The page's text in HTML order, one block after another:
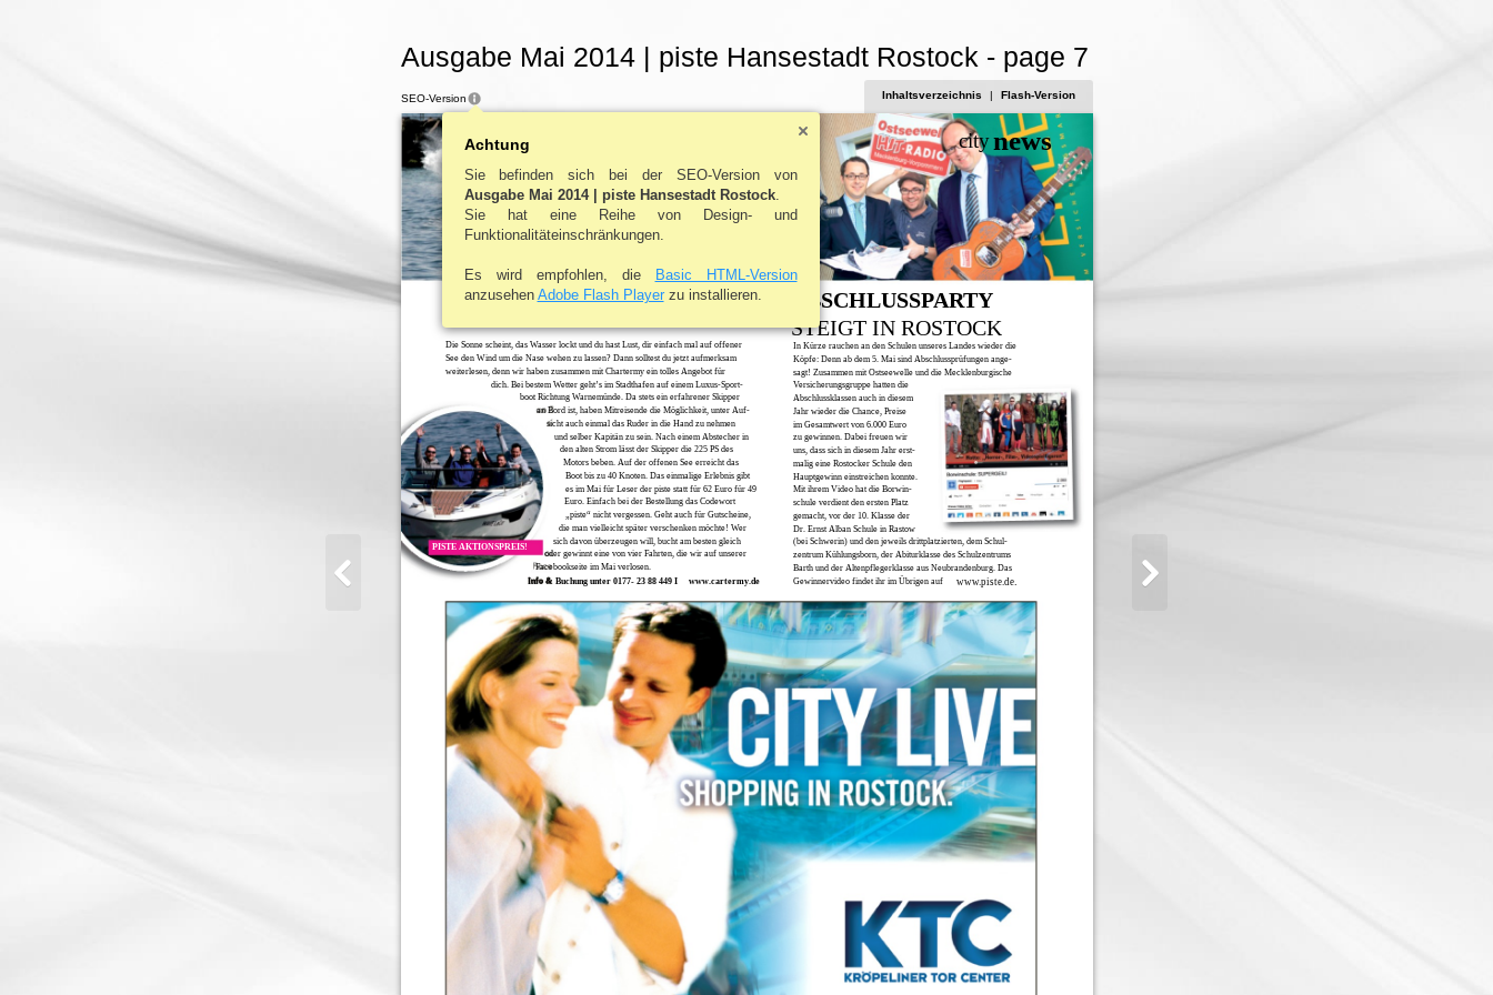
Ausgabe Mai 2014 | piste Hansestadt Rostock - page 7
citynews
Die Sonne scheint, das Wasser lockt und du hast Lust, dir einfach mal auf offener
See den Wind um die Nase wehen zu lassen? Dann solltest du jetzt aufmerksam
weiterlesen, denn wir haben zusammen mit Chartermy ein tolles Angebot für
dich. Bei bestem Wetter geht’s im Stadthafen auf einem Luxus-Sport-
boot Richtung Warnemünde. Da stets ein erfahrener Skipper
an Bord ist, haben Mitreisende die Möglichkeit, unter Auf-
sicht auch einmal das Ruder in die Hand zu nehmen
und selber Kapitän zu sein. Nach einem Abstecher in
den alten Strom lässt der Skipper die 225 PS des
Motors beben. Auf der offenen See erreicht das
Boot bis zu 40 Knoten. Das einmalige Erlebnis gibt
es im Mai für Leser der piste statt für 62 Euro für 49
Euro. Einfach bei der Bestellung das Codewort
„piste“ nicht vergessen. Geht auch für Gutscheine,
die man vielleicht später verschenken möchte! Wer
sich davon überzeugen will, bucht am besten gleich
oder gewinnt eine von vier Fahrten, die wir auf unserer
Facebookseite im Mai verlosen.
P ISTE FRÜHL INGSAKT ION
In Kürze rauchen an den Schulen unseres Landes wieder die
Köpfe: Denn ab dem 5. Mai sind Abschlussprüfungen ange-
sagt! Zusammen mit Ostseewelle und die Mecklenburgische
Versicherungsgruppe hatten die
Abschlussklassen auch in diesem
Jahr wieder die Chance, Preise
im Gesamtwert von 6.000 Euro
zu gewinnen. Dabei freuen wir
uns, dass sich in diesem Jahr erst-
malig eine Rostocker Schule den
Hauptgewinn einstreichen konnte.
Mit ihrem Video hat die Borwin-
schule verdient den ersten Platz
gemacht, vor der 10. Klasse der
Dr. Ernst Alban Schule in Rastow
(bei Schwerin) und den jeweils drittplatzierten, dem Schul-
zentrum Kühlungsborn, der Abiturklasse des Schulzentrums
Barth und der Altenpflegerklasse aus Neubrandenburg. Das
Gewinnervideo findet ihr im Übrigen auf
www.piste.de.
ABSCHLUSSPARTY
STEIGT IN ROSTOCK
Info & Buchung unter 0177- 23 88 449 I www.cartermy.de
PISTE AKTIONSPREIS!
SEO-Version
Achtung
Sie befinden sich bei der SEO-Version von
Ausgabe Mai 2014 | piste Hansestadt Rostock.
Sie hat eine Reihe von Design- und
Funktionalitäteinschränkungen.
Es wird empfohlen, die Basic HTML-Version
anzusehen Adobe Flash Playerzu installieren.
Inhaltsverzeichnis | Flash-Version